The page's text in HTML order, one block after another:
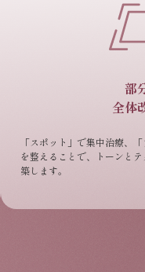
部
全体
「スポット」で集中治療、
を整えることで、トーンと
築します。